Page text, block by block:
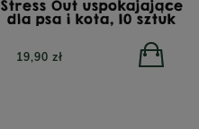
Stress Out uspokajające
dla psa i kota, 10 sztuk
19,90 zł